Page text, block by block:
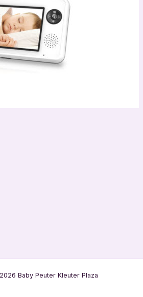
Baby Peuter Kleuter Plaza